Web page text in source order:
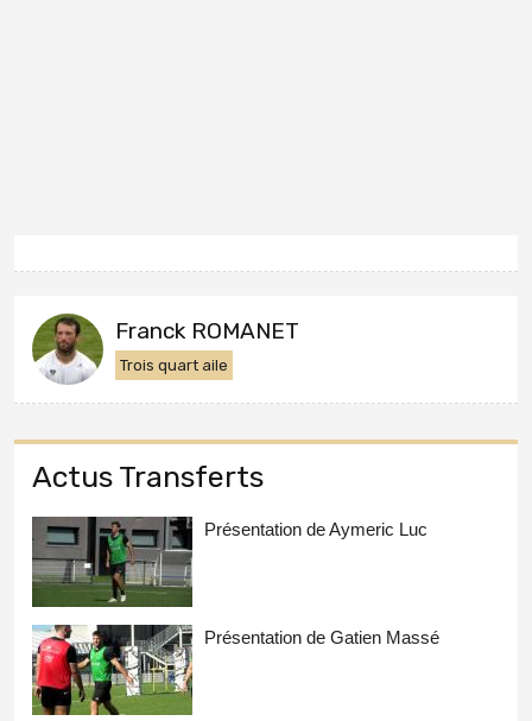
Franck ROMANET
Trois quart aile
Actus Transferts
Présentation de Aymeric Luc
Présentation de Gatien Massé